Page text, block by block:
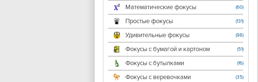
Математические фокусы (60)
Простые фокусы (131)
Удивительные фокусы (98)
Фокусы с бумагой и картоном (51)
Фокусы с бутылками (16)
Фокусы с веревочками (35)